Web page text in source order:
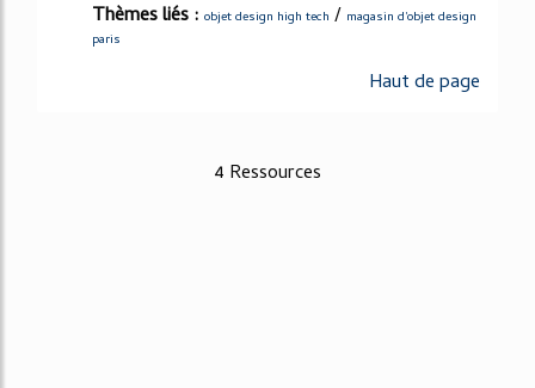
Thèmes liés : objet design high tech / magasin d'objet design
paris
Haut de page
4 Ressources